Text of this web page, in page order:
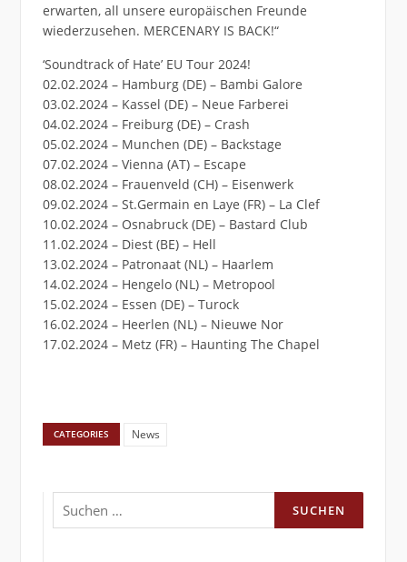
erwarten, all unsere europäischen Freunde
wiederzusehen. MERCENARY IS BACK!“
‘Soundtrack of Hate’ EU Tour 2024!
02.02.2024 – Hamburg (DE) – Bambi Galore
03.02.2024 – Kassel (DE) – Neue Farberei
04.02.2024 – Freiburg (DE) – Crash
05.02.2024 – Munchen (DE) – Backstage
07.02.2024 – Vienna (AT) – Escape
08.02.2024 – Frauenveld (CH) – Eisenwerk
09.02.2024 – St.Germain en Laye (FR) – La Clef
10.02.2024 – Osnabruck (DE) – Bastard Club
11.02.2024 – Diest (BE) – Hell
13.02.2024 – Patronaat (NL) – Haarlem
14.02.2024 – Hengelo (NL) – Metropool
15.02.2024 – Essen (DE) – Turock
16.02.2024 – Heerlen (NL) – Nieuwe Nor
17.02.2024 – Metz (FR) – Haunting The Chapel
CATEGORIES News
Suchen
nach: